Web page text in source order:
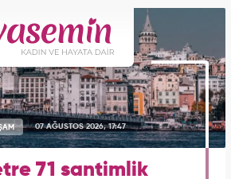
07 AĞUSTOS 2026, 17:47
71 santimlik